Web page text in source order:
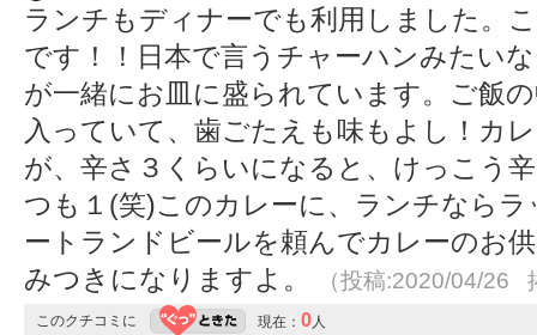
ランチもディナーでも利用しました。
です！！日本で言うチャーハンみたい
が一緒にお皿に盛られています。ご飯
入っていて、歯ごたえも味もよし！カ
が、辛さ３くらいになると、けっこう
つも１(笑)このカレーに、ランチなら
ートランドビールを頼んでカレーのお
みつきになりますよ。
（投稿:2020/04/26
このクチコミに 現在： 0人